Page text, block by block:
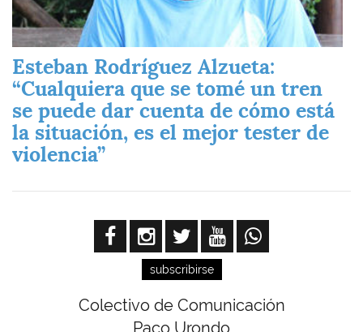
Esteban Rodríguez Alzueta:
“Cualquiera que se tomé un tren
se puede dar cuenta de cómo está
la situación, es el mejor tester de
violencia”
subscribirse
Colectivo de Comunicación